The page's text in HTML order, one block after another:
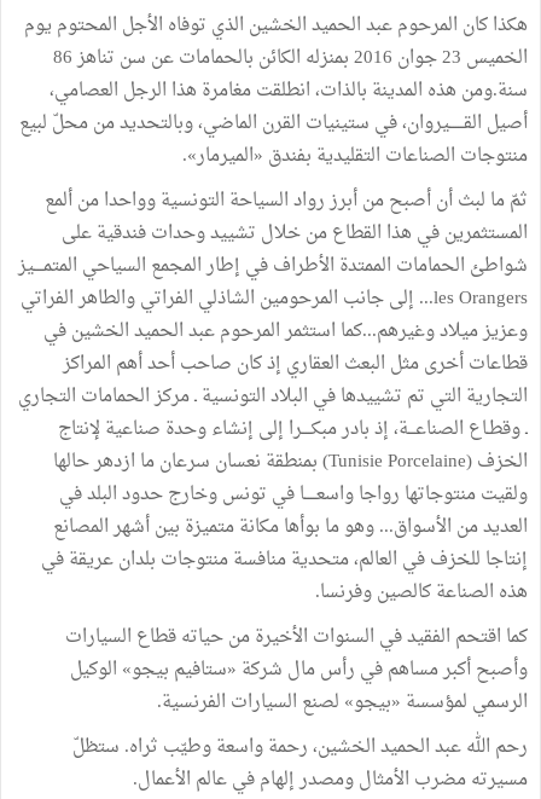
هكذاكان المرحومعبدالحميدالخشين الذي توفاه الأجل المحتوم يوم
الخميس 23جوان 2016بمنزله الكائن بالحماماتعن سن تناهز86
سنة.ومن هذه المدينة بالذات،انطلقتمغامرة هذا الرجل العصامي،
أصيل القــــــيروان،في ستينيات القرن الماضي،وبالتحديدمنمحلّ لبيع
منتوجات الصناعات التقليدية بفندق «الميرمار»
.
ثمّما لبثأنأصبحمنأبرزروادالسياحة التونسيةوواحدامنألمع
المستثمرينفي هذا القطاعمنخلال تشييدوحداتفندقيةعلى
شواطئ الحمامات الممتدة الأطراففي إطارالمجمع السياحي المتمــــيز
les Orangers
... إلىجانب المرحومين الشاذلي الفراتيوالطاهرالفراتي
وعزيزميلادوغيرهم...كما استثمرالمرحومعبدالحميدالخشينفي
قطاعاتأخرىمثل البعث العقاري إذكان صاحبأحدأهم المراكز
التجارية التي تم تشييدهافي البلادالتونسيةـمركزالحمامات التجاري
ـوقطـاع الصناعـــة،إذبادرمبكــــرا إلى إنشاءوحدة صناعية لإنتاج
الخزف(
Tunisie Porcelaine
)بمنطقة نعسان سرعانما ازدهرحالها
ولقيتمنتوجاتها رواجاواسعـــــافي تونسوخارجحدودالبلدفي
العديدمن الأسواق...وهوما بوأهامكانةمتميزة بينأشهرالمصانع
إنتاجا للخزففي العالم،متحديةمنافسةمنتوجات بلدانعريقةفي
هذه الصناعةكالصينوفرنسا.
كما اقتحم الفقيدفي السنوات الأخيرةمنحياتهقطاع السيارات
وأصبحأكبرمساهمفي رأسمال شركة «ستافيم بيجو» الوكيل
الرسمي لمؤسسة «بيجو» لصنع السيارات الفرنسية.
رحم اللهعبدالحميدالخشين،رحمةواسعةوطيّب ثراه. ستظلّ
مسيرتهمضرب الأمثالومصدرإلهامفيعالم الأعمال.